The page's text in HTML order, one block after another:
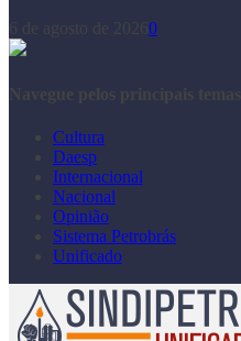
0
Navegue pelos principais temas
Cultura
Daesp
Internacional
Nacional
Opinião
Sistema Petrobrás
Unificado